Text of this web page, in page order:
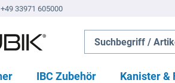
springen
+49 33971 605000
IBC Zubehör Kanister &